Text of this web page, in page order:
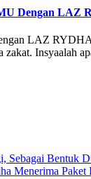
Dengan LAZ
LAZ
Insyaalah
Bentuk
Menerima Paket